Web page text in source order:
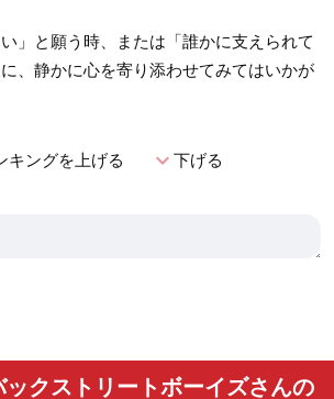
い」と願う時、または「誰かに支えられて
、静かに心を寄り添わせてみてはいかが
キングを上げる expand_more下げる
ックストリートボーイズさんの